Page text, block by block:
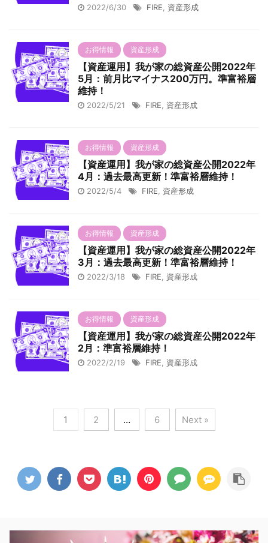
2022/6/30 FIRE, 資産形成
お得情報 資産形成
【資産運用】我が家の総資産公開2022年
5月：前月比マイナス200万円。準富裕層
維持！
2022/5/21 FIRE, 資産形成
お得情報 資産形成
【資産運用】我が家の総資産公開2022年
4月：過去最高更新！準富裕層維持！
2022/5/4 FIRE, 資産形成
お得情報 資産形成
【資産運用】我が家の総資産公開2022年
3月：過去最高更新！準富裕層維持！
2022/3/18 FIRE, 資産形成
お得情報 資産形成
【資産運用】我が家の総資産公開2022年
2月：準富裕層維持！
2022/2/19 FIRE, 資産形成
1 2 … 6 Next »